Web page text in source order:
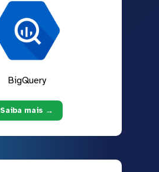
BigQuery
Saiba mais →